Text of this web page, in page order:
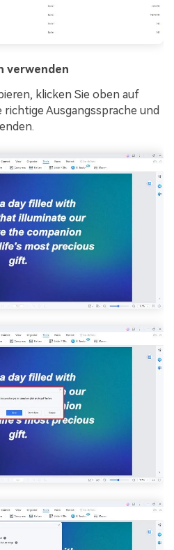
verwenden
klicken Sie oben auf
richtige Ausgangssprache und